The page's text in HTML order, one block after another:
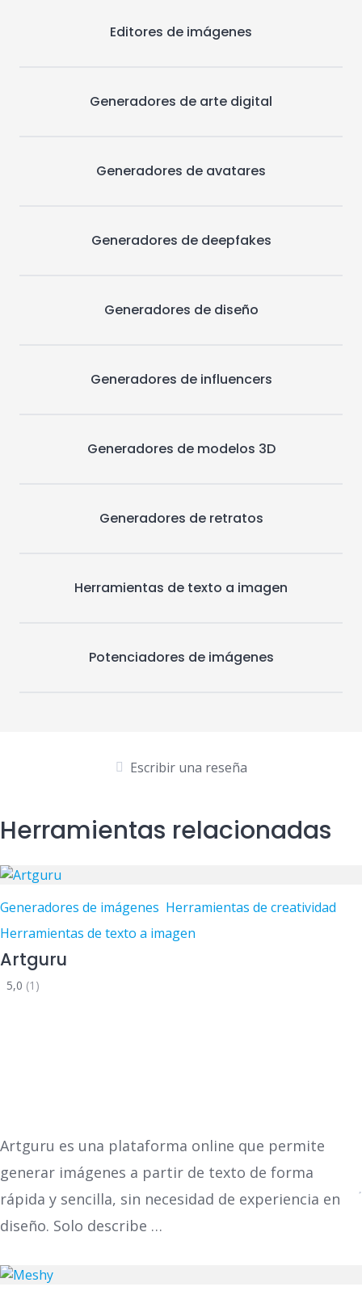
Editores de imágenes
Generadores de arte digital
Generadores de avatares
Generadores de deepfakes
Generadores de diseño
Generadores de influencers
Generadores de modelos 3D
Generadores de retratos
Herramientas de texto a imagen
Potenciadores de imágenes
Escribir una reseña
Herramientas relacionadas
Generadores de imágenes Herramientas de creatividad
Herramientas de texto a imagen
Artguru
5,0 (1)
Artguru es una plataforma online que permite
generar imágenes a partir de texto de forma
rápida y sencilla, sin necesidad de experiencia en
diseño. Solo describe …